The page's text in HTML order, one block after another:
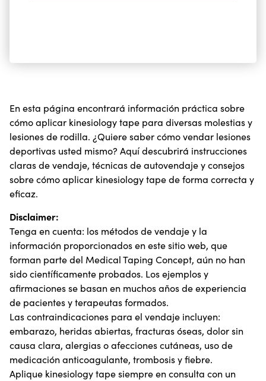
En esta página encontrará información práctica sobre
cómo aplicar kinesiology tape para diversas molestias y
lesiones de rodilla. ¿Quiere saber cómo vendar lesiones
deportivas usted mismo? Aquí descubrirá instrucciones
claras de vendaje, técnicas de autovendaje y consejos
sobre cómo aplicar kinesiology tape de forma correcta y
eficaz.
Disclaimer:
Tenga en cuenta: los métodos de vendaje y la
información proporcionados en este sitio web, que
forman parte del Medical Taping Concept, aún no han
sido científicamente probados. Los ejemplos y
afirmaciones se basan en muchos años de experiencia
de pacientes y terapeutas formados.
Las contraindicaciones para el vendaje incluyen:
embarazo, heridas abiertas, fracturas óseas, dolor sin
causa clara, alergias o afecciones cutáneas, uso de
medicación anticoagulante, trombosis y fiebre.
Aplique kinesiology tape siempre en consulta con un